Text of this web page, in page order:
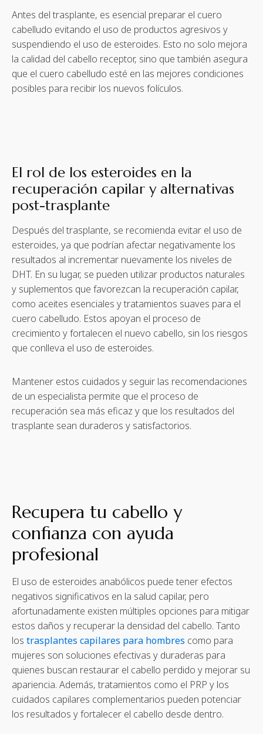
Antes del trasplante, es esencial preparar el cuero
cabelludo evitando el uso de productos agresivos y
suspendiendo el uso de esteroides. Esto no solo mejora
la calidad del cabello receptor, sino que también asegura
que el cuero cabelludo esté en las mejores condiciones
posibles para recibir los nuevos folículos.
El rol de los esteroides en la
recuperación capilar y alternativas
post-trasplante
Después del trasplante, se recomienda evitar el uso de
esteroides, ya que podrían afectar negativamente los
resultados al incrementar nuevamente los niveles de
DHT. En su lugar, se pueden utilizar productos naturales
y suplementos que favorezcan la recuperación capilar,
como aceites esenciales y tratamientos suaves para el
cuero cabelludo. Estos apoyan el proceso de
crecimiento y fortalecen el nuevo cabello, sin los riesgos
que conlleva el uso de esteroides.
Mantener estos cuidados y seguir las recomendaciones
de un especialista permite que el proceso de
recuperación sea más eficaz y que los resultados del
trasplante sean duraderos y satisfactorios.
Recupera tu cabello y
confianza con ayuda
profesional
El uso de esteroides anabólicos puede tener efectos
negativos significativos en la salud capilar, pero
afortunadamente existen múltiples opciones para mitigar
estos daños y recuperar la densidad del cabello. Tanto
los trasplantes capilares para hombres como para
mujeres son soluciones efectivas y duraderas para
quienes buscan restaurar el cabello perdido y mejorar su
apariencia. Además, tratamientos como el PRP y los
cuidados capilares complementarios pueden potenciar
los resultados y fortalecer el cabello desde dentro.